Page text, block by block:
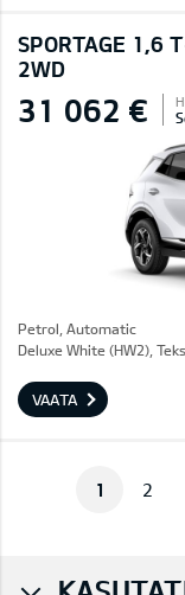
SPORTAGE 1,6
2WD
31 062 €
Petrol, Automatic
Deluxe White (HW2),
VAATA
1 2